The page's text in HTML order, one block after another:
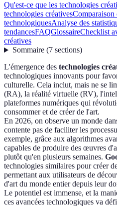
Qu'est-ce que les technologies
technologies créativesComparaison
technologiquesAnalyse des
tendancesFAQGlossaireChecklist
créatives
Sommaire(7 sections)
L'émergence des technologies
technologiques innovants pour
culturelle. Cela inclut, mais ne se
(RA), la réalité virtuelle (RV),
plateformes numériques qui
consommer et de créer de l'art.
En 2026, on observe un monde
contente pas de faciliter les
exemple, grâce aux algorithmes
capables de produire des œuvres
plutôt qu'en plusieurs semaines.
technologies similaires pour créer
permettant aux utilisateurs de
d'art du monde entier depuis leur
Le potentiel est immense, et la
ces avancées technologiques va